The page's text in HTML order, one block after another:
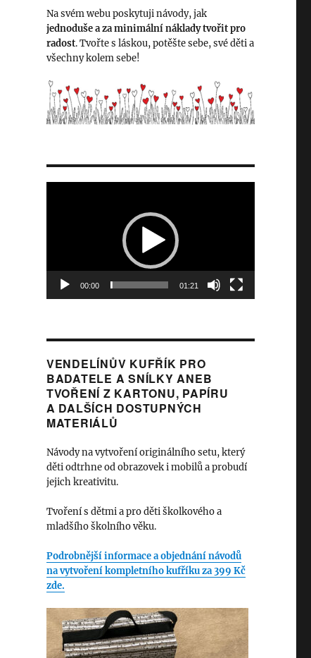
Na svém webu poskytuji návody, jak
jednoduše a za minimální nákladytvořitpro
radost. Tvořte s láskou, potěšte sebe, své děti a
všechny kolem sebe!
00:00 01:21
VENDELÍNŮV KUFŘÍK PRO
BADATELE A SNÍLKY ANEB
TVOŘENÍ Z KARTONU, PAPÍRU
A DALŠÍCH DOSTUPNÝCH
MATERIÁLŮ
Návody na vytvoření originálního setu, který
děti odtrhne od obrazovek i mobilů a probudí
jejich kreativitu.
Tvoření s dětmi a pro děti školkového a
mladšího školního věku.
Podrobnější informace a objednání návodů
na vytvoření kompletního kufříku za 399 Kč
zde.